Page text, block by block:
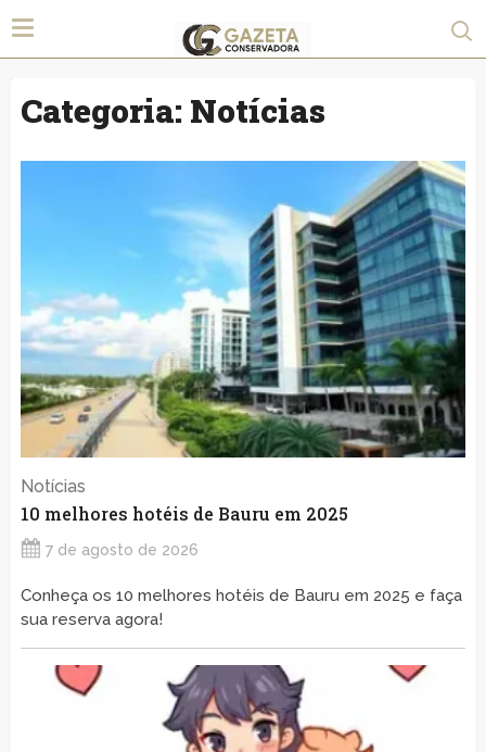
Categoria: Notícias
Notícias
10 melhores hotéis de Bauru em 2025
7 de agosto de 2026
Conheça os 10 melhores hotéis de Bauru em 2025 e faça
sua reserva agora!